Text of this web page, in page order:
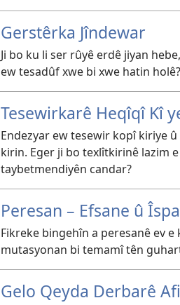
Gerstêrka Jîndewar
Ji bo ku li ser rûyê erdê jiyan
ew tesadûf xwe bi xwe hatin holê?
Tesewirkarê Heqîqî Kî
Endezyar ew tesewir kopî kiriye
kirin. Eger ji bo texlîtkirinê lazim
taybetmendiyên candar?
Peresan – Efsane û
Fikreke bingehîn a peresanê ev
mutasyonan bi temamî tên
Gelo Qeyda Derbarê